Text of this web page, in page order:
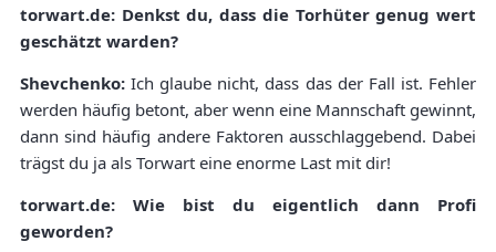
torwart.de: Denkst du, dass die Torhüter genug wert
geschätzt warden?
Shevchenko:Ich glaube nicht, dass das der Fall ist. Fehler
werden häufig betont, aber wenn eine Mannschaft gewinnt,
dann sind häufig andere Faktoren ausschlaggebend. Dabei
trägst du ja als Torwart eine enorme Last mit dir!
torwart.de: Wie bist du eigentlich dann Profi
geworden?